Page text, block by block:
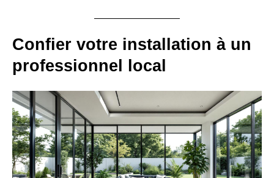
Confier votre installation à un
professionnel local